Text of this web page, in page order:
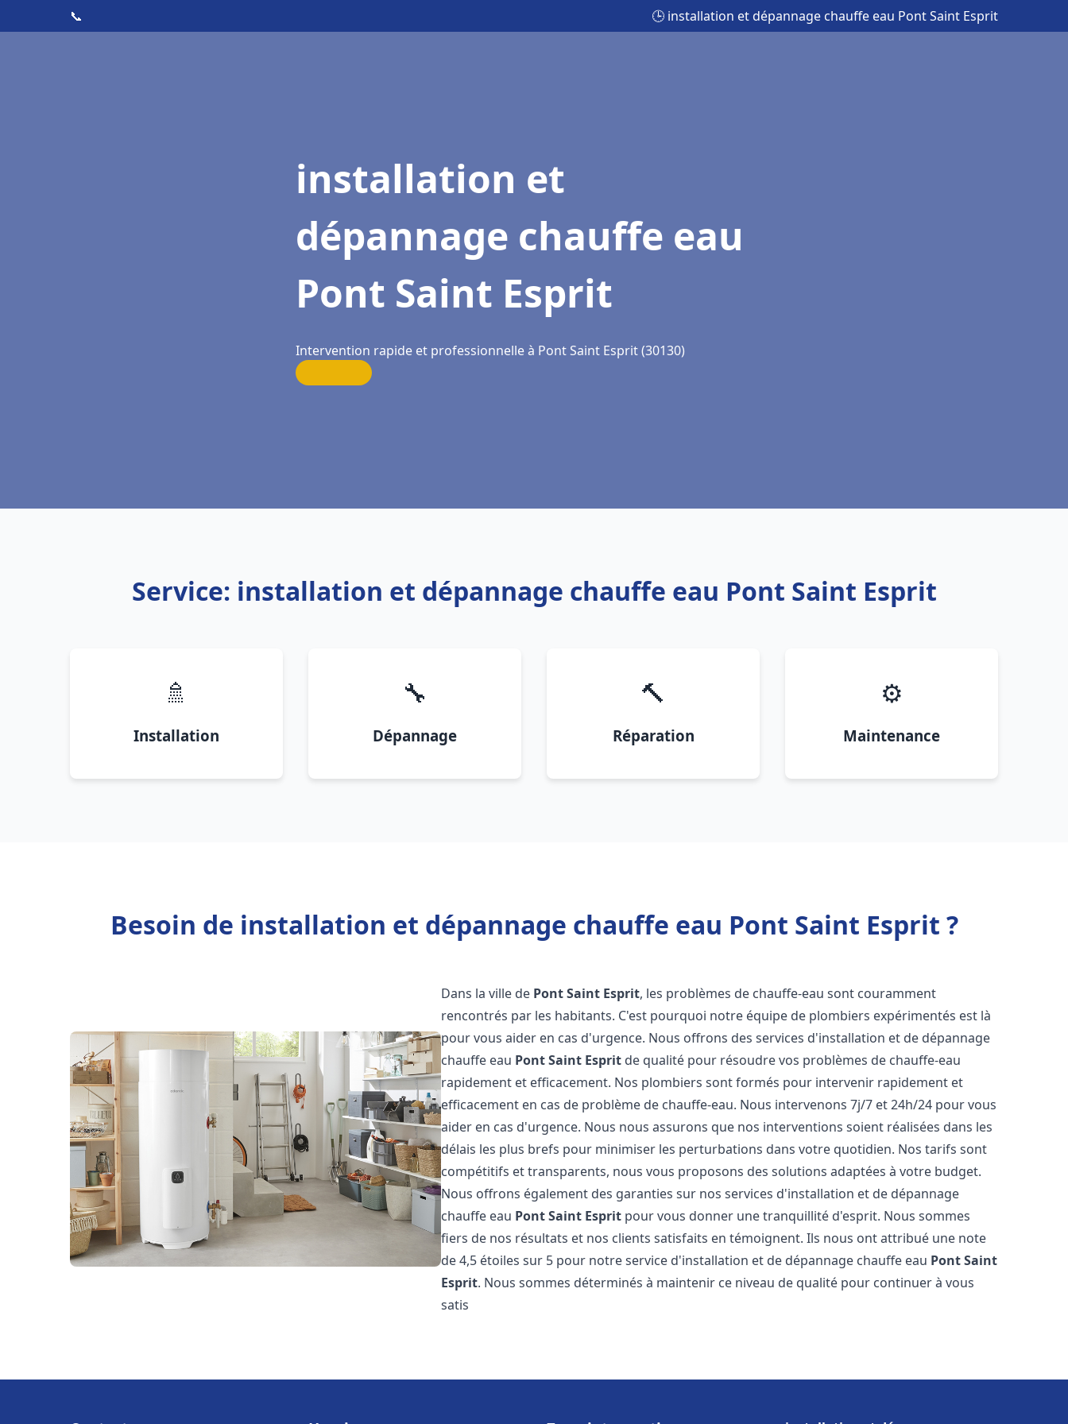
📞 🕒 installation et dépannage chauffe eau Pont Saint Esprit
installation et
dépannage chauffe eau
Pont Saint Esprit
Intervention rapide et professionnelle à Pont Saint Esprit (30130)
Service: installation et dépannage chauffe eau Pont Saint Esprit
🚿
Installation
🔧
Dépannage
🔨
Réparation
⚙️
Maintenance
Besoin de installation et dépannage chauffe eau Pont Saint Esprit ?
Dans la ville de Pont Saint Esprit, les problèmes de chauffe-eau sont couramment
rencontrés par les habitants. C'est pourquoi notre équipe de plombiers expérimentés est là
pour vous aider en cas d'urgence. Nous offrons des services d'installation et de dépannage
chauffe eau Pont Saint Esprit de qualité pour résoudre vos problèmes de chauffe-eau
rapidement et efficacement. Nos plombiers sont formés pour intervenir rapidement et
efficacement en cas de problème de chauffe-eau. Nous intervenons 7j/7 et 24h/24 pour vous
aider en cas d'urgence. Nous nous assurons que nos interventions soient réalisées dans les
délais les plus brefs pour minimiser les perturbations dans votre quotidien. Nos tarifs sont
compétitifs et transparents, nous vous proposons des solutions adaptées à votre budget.
Nous offrons également des garanties sur nos services d'installation et de dépannage
chauffe eau Pont Saint Esprit pour vous donner une tranquillité d'esprit. Nous sommes
fiers de nos résultats et nos clients satisfaits en témoignent. Ils nous ont attribué une note
de 4,5 étoiles sur 5 pour notre service d'installation et de dépannage chauffe eau Pont Saint
Esprit. Nous sommes déterminés à maintenir ce niveau de qualité pour continuer à vous
satis